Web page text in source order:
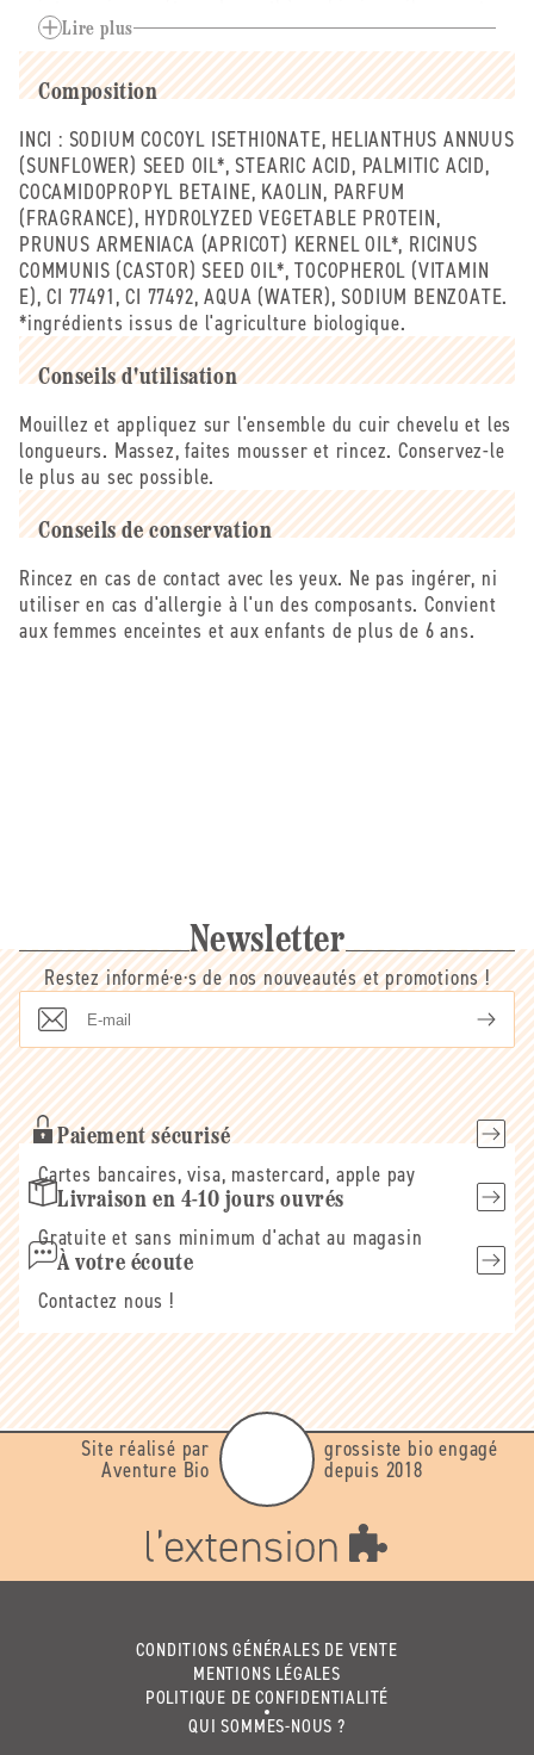
donc être labellisé bio.
Pour prendre soin de vos cheveux: La kératine
végétale (hydrolyzed vgegetable protein) renforce,
répare et hydrate la fibre capillaire, rendant les
cheveux plus résistants, doux et brillants. Idéale pour
les cheveux abîmés, elle constitue une alternative
végane à la kératine animale.
L'huile d'abricot bio (prunus armeniaca kernel oil*) est
riche en acides gras et en vitamines, apportant
nutrition et douceur aux cheveux sans les alourdir.
Elle aide à hydrater, revitaliser et redonner éclat aux
cheveux secs et ternes.
L'huile de ricin bio (ricinus communis seed oil*) est
connue pour fortifier les cheveux, stimuler leur
acides gras et en vitamine E. Elle nourrit intensément
le cuir chevelu, apporte de la brillance et aide à
renforcer les cheveux fragiles ou abîmés.
Un parfum doux aux notes florales.
*Ingrédients issus de l'agriculture biologique
Lire plus
Composition
INCI : SODIUM COCOYL ISETHIONATE, HELIANTHUS ANNUUS
(SUNFLOWER) SEED OIL*, STEARIC ACID, PALMITIC ACID,
COCAMIDOPROPYL BETAINE, KAOLIN, PARFUM
(FRAGRANCE), HYDROLYZED VEGETABLE PROTEIN,
PRUNUS ARMENIACA (APRICOT) KERNEL OIL*, RICINUS
COMMUNIS (CASTOR) SEED OIL*, TOCOPHEROL (VITAMIN
E), CI 77491, CI 77492, AQUA (WATER), SODIUM BENZOATE.
*ingrédients issus de l'agriculture biologique.
Conseils d'utilisation
Mouillez et appliquez sur l'ensemble du cuir chevelu et les
longueurs. Massez, faites mousser et rincez. Conservez-le
le plus au sec possible.
Conseils de conservation
Rincez en cas de contact avec les yeux. Ne pas ingérer, ni
utiliser en cas d'allergie à l'un des composants. Convient
aux femmes enceintes et aux enfants de plus de 6 ans.
Newsletter
Restez informé·e·s de nos nouveautés et promotions !
E-
mail
Paiement sécurisé
Cartes bancaires, visa, mastercard, apple pay
Livraison en 4-10 jours ouvrés
Gratuite et sans minimum d'achat au magasin
À votre écoute
Contactez nous !
Site réalisé par
Aventure Bio
grossiste bio engagé
depuis 2018
CONDITIONS GÉNÉRALES DE VENTE
MENTIONS LÉGALES
POLITIQUE DE CONFIDENTIALITÉ
QUI SOMMES-NOUS ?